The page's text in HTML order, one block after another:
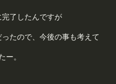
了したんですが
たので、今後の事も考えて
ー。